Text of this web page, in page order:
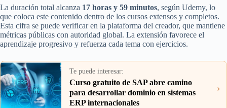
La duración total alcanza 17 horas y 59 minutos, según Udemy, lo
que coloca este contenido dentro de los cursos extensos y completos.
Esta cifra se puede verificar en la plataforma del creador, que mantiene
métricas públicas con autoridad global. La extensión favorece el
aprendizaje progresivo y refuerza cada tema con ejercicios.
Te puede interesar:
Curso gratuito de SAP abre camino
para desarrollar dominio en sistemas
ERP internacionales
›